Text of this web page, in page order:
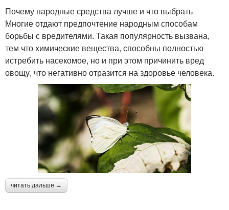
Почему народные средства лучше и что выбрать
Многие отдают предпочтение народным способам
борьбы с вредителями. Такая популярность вызвана,
тем что химические вещества, способны полностью
истребить насекомое, но и при этом причинить вред
овощу, что негативно отразится на здоровье человека.
читать дальше →